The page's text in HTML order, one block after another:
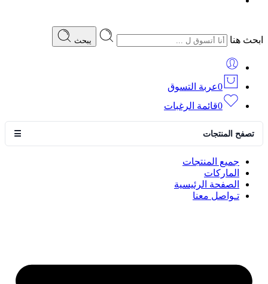
ابحث هنا يبحث
0عربة التسوق
0قائمة الرغبات
تصفح المنتجات ☰
جميع المنتجات
الماركات
الصفحة الرئيسية
تـواصل معنا